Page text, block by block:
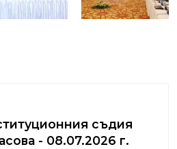
съдия
- 08.07.2026 г.